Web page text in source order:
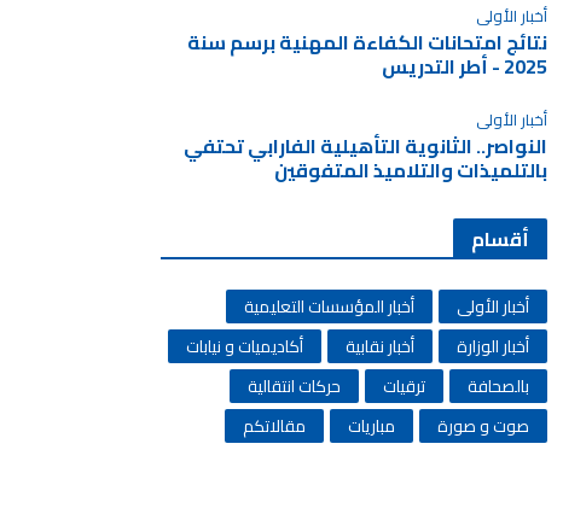
أخبار الأولى
نتائج امتحانات الكفاءة المهنية برسم سنة
2025 - أطر التدريس
أخبار الأولى
النواصر.. الثانوية التأهيلية الفارابي تحتفي
بالتلميذات والتلاميذ المتفوقين
أقسام
أخبار الأولى
أخبار المؤسسات التعليمية
أخبار الوزارة
أخبار نقابية
أكاديميات و نيابات
بالصحافة
ترقيات
حركات انتقالية
صوت و صورة
مباريات مقالاتكم